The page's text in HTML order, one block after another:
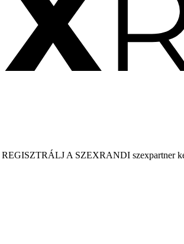
REGISZTRÁLJ A SZEXRANDI szexpartner